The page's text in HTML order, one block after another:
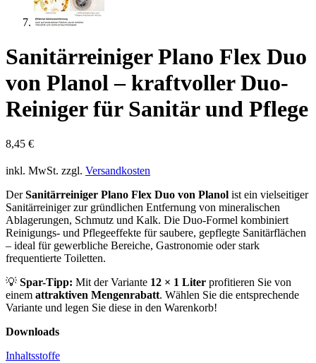
Sanitärreiniger Plano Flex Duo
von Planol – kraftvoller Duo-
Reiniger für Sanitär und Pflege
8,45 €
inkl. MwSt. zzgl. Versandkosten
DerSanitärreiniger Plano Flex Duo von Planol ist ein vielseitiger
Sanitärreiniger zur gründlichen Entfernung von mineralischen
Ablagerungen, Schmutz und Kalk. Die Duo-Formel kombiniert
Reinigungs- und Pflegeeffekte für saubere, gepflegte Sanitärflächen
– ideal für gewerbliche Bereiche, Gastronomie oder stark
frequentierte Toiletten.
💡 Spar-Tipp: Mit der Variante 12 × 1 Liter profitieren Sie von
einem attraktiven Mengenrabatt. Wählen Sie die entsprechende
Variante und legen Sie diese in den Warenkorb!
Downloads
Inhaltsstoffe